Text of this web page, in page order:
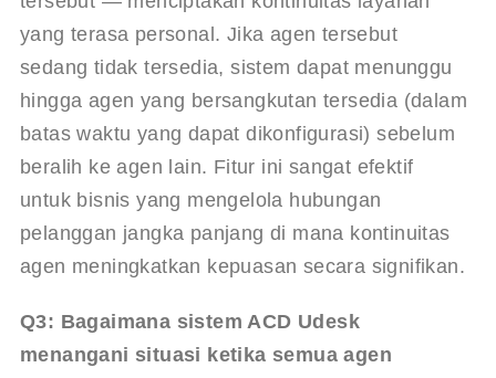
yang terasa personal. Jika agen tersebut
sedang tidak tersedia, sistem dapat menunggu
hingga agen yang bersangkutan tersedia (dalam
batas waktu yang dapat dikonfigurasi) sebelum
beralih ke agen lain. Fitur ini sangat efektif
untuk bisnis yang mengelola hubungan
pelanggan jangka panjang di mana kontinuitas
agen meningkatkan kepuasan secara signifikan.
Q3: Bagaimana sistem ACD Udesk
menangani situasi ketika semua agen